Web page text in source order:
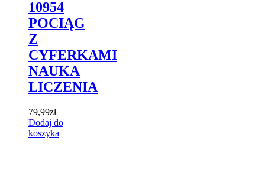
10954
POCIĄG
Z
CYFERKAMI
NAUKA
LICZENIA
79,99zł
Dodaj do
koszyka